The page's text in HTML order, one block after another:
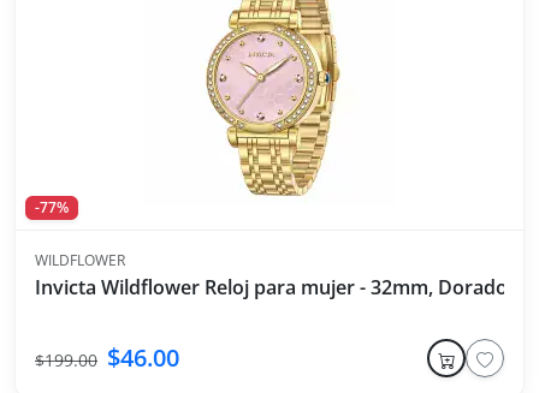
-77%
WILDFLOWER
Invicta Wildflower Reloj para mujer - 32mm, Dorado
$199.00 $46.00